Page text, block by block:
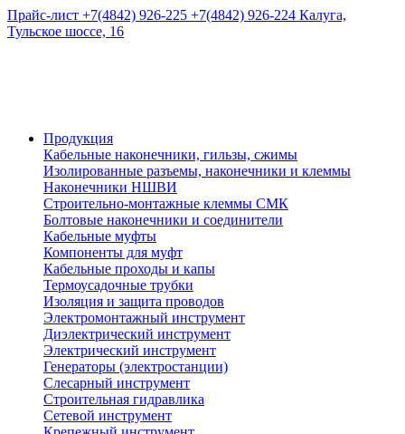
Прайс-лист +7(4842) 926-225 +7(4842) 926-224 Калуга,
Тульское шоссе, 16
Продукция
Кабельные наконечники, гильзы, сжимы
Изолированные разъемы, наконечники и клеммы
Наконечники НШВИ
Строительно-монтажные клеммы СМК
Болтовые наконечники и соединители
Кабельные муфты
Компоненты для муфт
Кабельные проходы и капы
Термоусадочные трубки
Изоляция и защита проводов
Электромонтажный инструмент
Диэлектрический инструмент
Электрический инструмент
Генераторы (электростанции)
Слесарный инструмент
Строительная гидравлика
Сетевой инструмент